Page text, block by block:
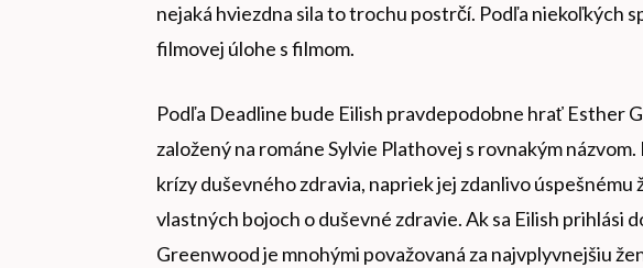
nejaká hviezdna sila to trochu postrčí. Podľa niekoľkých
filmovej úlohe s filmom.
Podľa Deadline bude Eilish pravdepodobne hrať Esther
založený na románe Sylvie Plathovej s rovnakým
krízy duševného zdravia, napriek jej zdanlivo úspešnému
vlastných bojoch o duševné zdravie. Ak sa Eilish prihlási
Greenwood je mnohými považovaná za najvplyvnejšiu